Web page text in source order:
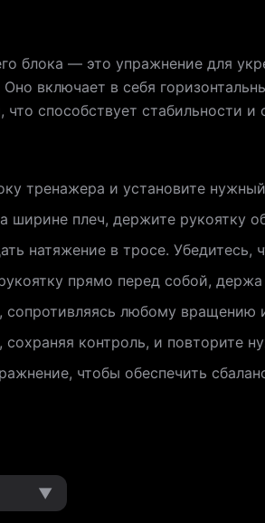
блока — это упражнение для
включает в себя
способствует стабильности и
тренажера и установите
ширине плеч, держите рукоятку
натяжение в тросе. Убедитесь,
прямо перед собой,
сопротивляясь любому
контроль, и повторите
чтобы обеспечить
▼